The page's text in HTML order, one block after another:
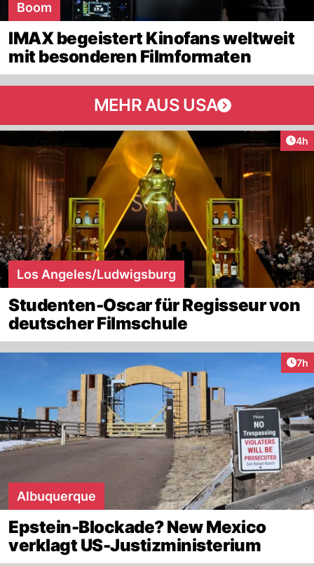
Boom
IMAX begeistert Kinofans weltweit
mit besonderen Filmformaten
MEHR AUS USA
4h
Los Angeles/Ludwigsburg
Studenten-Oscar für Regisseur von
deutscher Filmschule
7h
Albuquerque
Epstein-Blockade? New Mexico
verklagt US-Justizministerium